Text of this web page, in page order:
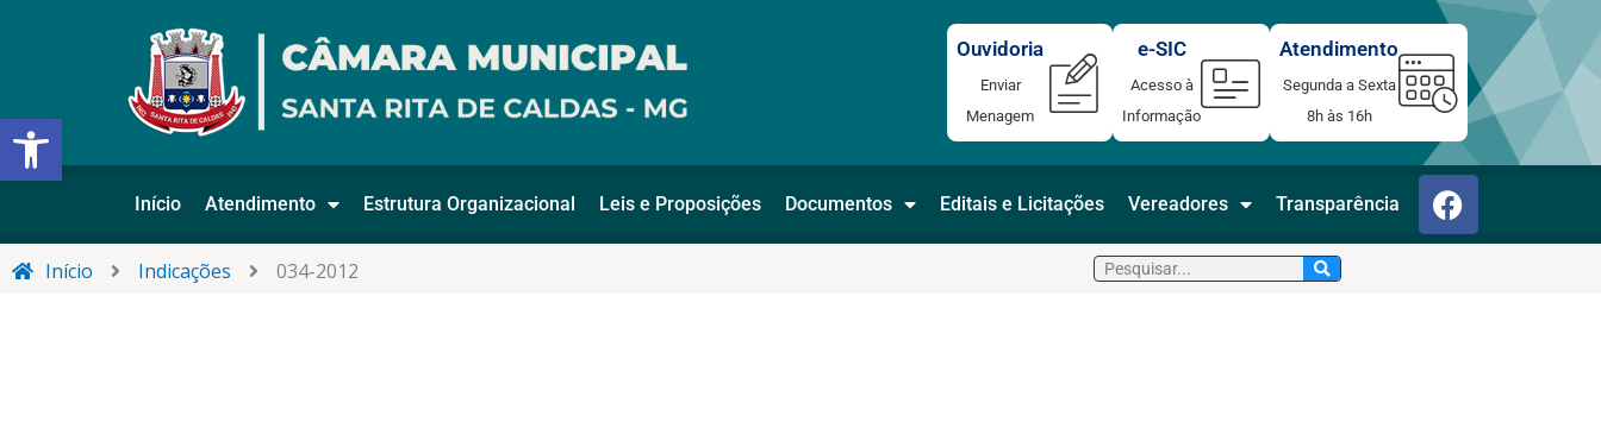
Abrir a barra de ferramentas
Atendimento
Segunda a Sexta
8h às 16h
e-SIC
Acesso à
Informação
Ouvidoria
Enviar
Menagem
Início Atendimento Estrutura Organizacional Leis e Proposições Documentos Editais e Licitações Vereadores Transparência F
a
c
Início Indicações 034-2012 Pesquisar